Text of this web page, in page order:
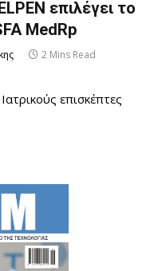
επιλέγει το
MedRp
2 Mins Read
επισκέπτες